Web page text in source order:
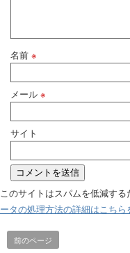
名前 ※
メール ※
サイト
このサイトはスパムを低減す
ータの処理方法の詳細はこち
前のページ